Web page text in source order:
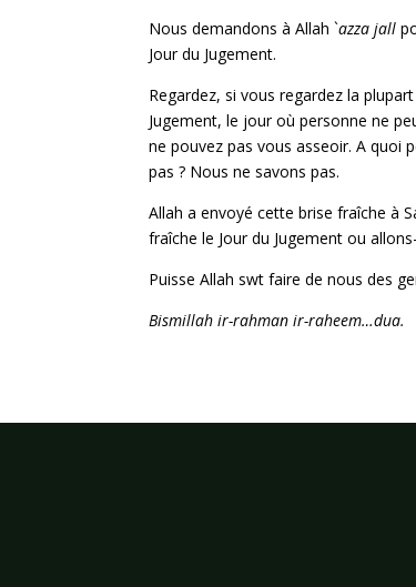
Nous demandons à Allah `azza jall
Jour du Jugement.
Regardez, si vous regardez la
Jugement, le jour où personne ne
ne pouvez pas vous asseoir. A quoi
pas ? Nous ne savons pas.
Allah a envoyé cette brise fraîche à
fraîche le Jour du Jugement ou
Puisse Allah swt faire de nous des
Bismillah ir-rahman ir-raheem…dua.